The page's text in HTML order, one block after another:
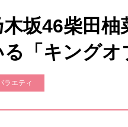
木坂46柴田
る「キング
ラエティ